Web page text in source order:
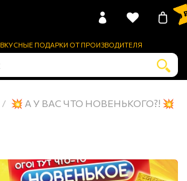
ВКУСНЫЕ ПОДАРКИ ОТ ПРОИЗВОДИТЕЛЯ
0
💥 А У ВАС ЧТО НОВЕНЬКОГО?! 💥